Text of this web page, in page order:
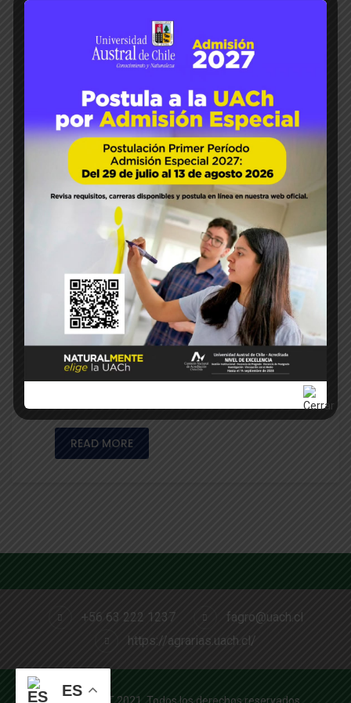
20
May 2026
Luis Sánchez S
Calcio Honeycrisp Manzanas
Michigan State University
UACh y Michigan State Univer
sity colaboran en investigació
n en manzanas
La Dra. Carolina Contreras participa de un
estudio que busca determinar la
distribución de calcio en la manzana
Honeycrisp. Una investigación
desarrollada en Michigan State University
(MSU) junto a la Universidad de Talca y la
Universidad Austral de Chile, busca explorar
los niveles de calcio en manzanas del
READ MORE
+56 63 222 1237
fagro@uach.cl
https://agrarias.uach.cl/
RD PROJECT 2021, Todos los derechos reservados.
ES